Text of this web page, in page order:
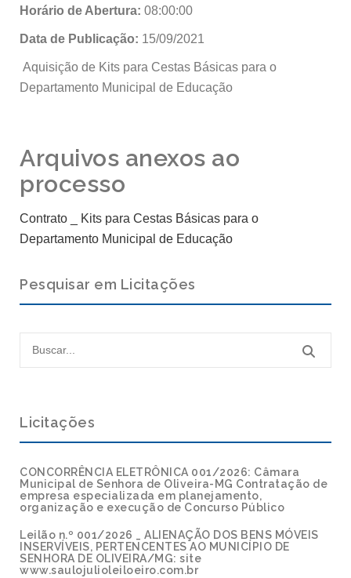
Horário de Abertura: 08:00:00
Data de Publicação: 15/09/2021
Aquisição de Kits para Cestas Básicas para o
Departamento Municipal de Educação
Arquivos anexos ao
processo
Contrato _ Kits para Cestas Básicas para o
Departamento Municipal de Educação
Pesquisar em Licitações
Licitações
CONCORRÊNCIA ELETRÔNICA 001/2026: Câmara
Municipal de Senhora de Oliveira-MG Contratação de
empresa especializada em planejamento,
organização e execução de Concurso Público
Leilão n.º 001/2026 _ ALIENAÇÃO DOS BENS MÓVEIS
INSERVÍVEIS, PERTENCENTES AO MUNICÍPIO DE
SENHORA DE OLIVEIRA/MG: site
www.saulojulioleiloeiro.com.br